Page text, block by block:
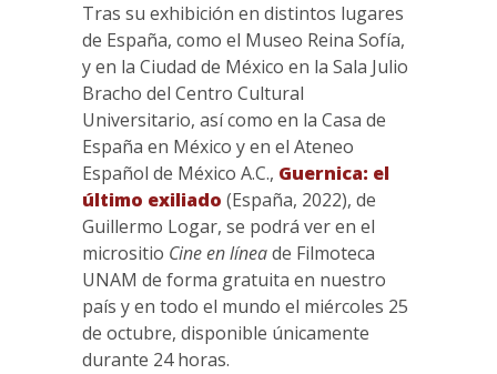
Tras su exhibición en distintos lugares
de España, como el Museo Reina Sofía,
y en la Ciudad de México en la Sala Julio
Bracho del Centro Cultural
Universitario, así como en la Casa de
España en México y en el Ateneo
Español de México A.C., Guernica: el
último exiliado (España, 2022), de
Guillermo Logar, se podrá ver en el
micrositio Cine en líneade Filmoteca
UNAM de forma gratuita en nuestro
país y en todo el mundo el miércoles 25
de octubre, disponible únicamente
durante 24 horas.